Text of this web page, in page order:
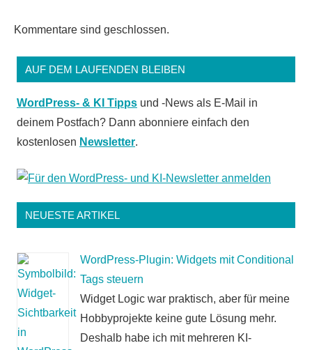
Kommentare sind geschlossen.
AUF DEM LAUFENDEN BLEIBEN
WordPress- & KI Tipps und -News als E-Mail in
deinem Postfach? Dann abonniere einfach den
kostenlosen Newsletter.
NEUESTE ARTIKEL
WordPress-Plugin: Widgets mit Conditional
Tags steuern
Widget Logic war praktisch, aber für meine
Hobbyprojekte keine gute Lösung mehr.
Deshalb habe ich mit mehreren KI-